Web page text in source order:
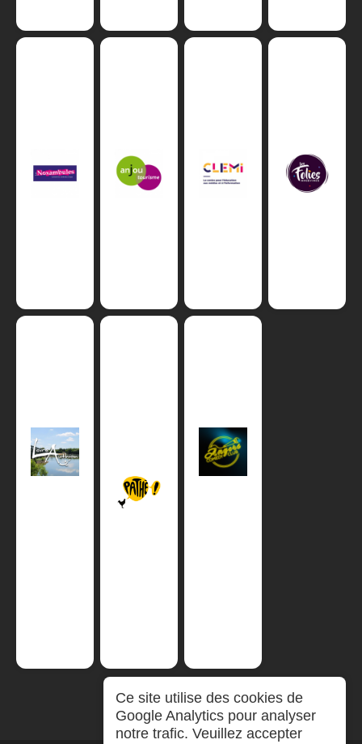
Ce site utilise des cookies de
Google Analytics pour analyser
notre trafic. Veuillez accepter